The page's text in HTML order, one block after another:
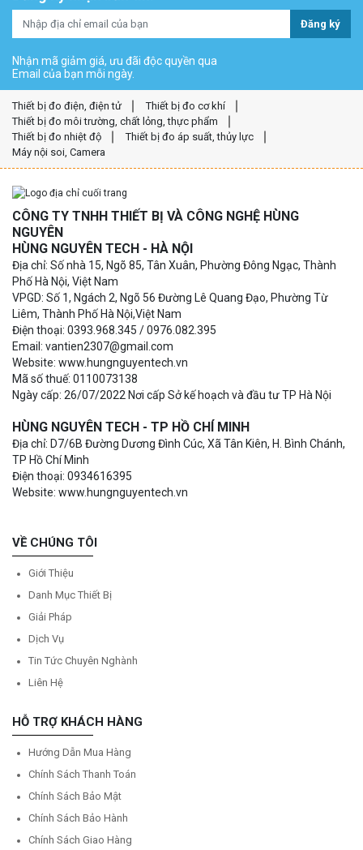
Đăng ký
Nhận mã giảm giá, ưu đãi độc quyền qua
Email của bạn mỗi ngày.
Thiết bị đo điện, điện tử
Thiết bị đo cơ khí
Thiết bị đo môi trường, chất lỏng, thực phẩm
Thiết bị đo nhiệt độ
Thiết bị đo áp suất, thủy lực
Máy nội soi, Camera
CÔNG TY TNHH THIẾT BỊ VÀ CÔNG NGHỆ HÙNG
NGUYÊN
HÙNG NGUYÊN TECH - HÀ NỘI
Địa chỉ: Số nhà 15, Ngõ 85, Tân Xuân, Phường Đông Ngạc, Thành
Phố Hà Nội, Việt Nam
VPGD: Số 1, Ngách 2, Ngõ 56 Đường Lê Quang Đạo, Phường Từ
Liêm, Thành Phố Hà Nội,Việt Nam
Điện thoại: 0393.968.345 / 0976.082.395
Email: vantien2307@gmail.com
Website: www.hungnguyentech.vn
Mã số thuế: 0110073138
Ngày cấp: 26/07/2022 Nơi cấp Sở kế hoạch và đầu tư TP Hà Nội
HÙNG NGUYÊN TECH - TP HỒ CHÍ MINH
Địa chỉ: D7/6B Đường Dương Đình Cúc, Xã Tân Kiên, H. Bình Chánh,
TP Hồ Chí Minh
Điện thoại: 0934616395
Website: www.hungnguyentech.vn
VỀ CHÚNG TÔI
Giới Thiệu
Danh Mục Thiết Bị
Giải Pháp
Dịch Vụ
Tin Tức Chuyên Nghành
Liên Hệ
HỖ TRỢ KHÁCH HÀNG
Hướng Dẫn Mua Hàng
Chính Sách Thanh Toán
Chính Sách Bảo Mật
Chính Sách Bảo Hành
Chính Sách Giao Hàng